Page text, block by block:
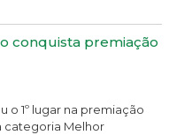
conquista premiação
o 1º lugar na premiação
categoria Melhor